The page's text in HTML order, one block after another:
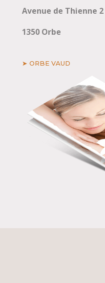
Avenue de Thienne 2
1350 Orbe
➤ ORBE VAUD